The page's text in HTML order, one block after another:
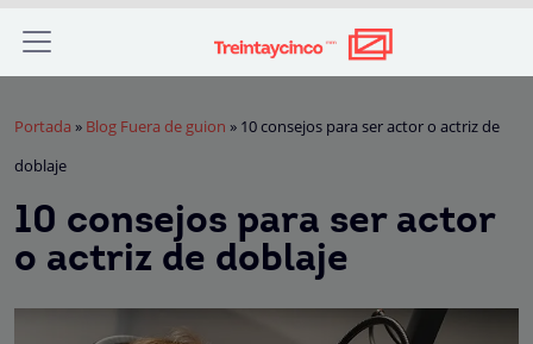
Portada » Blog Fuera de guion » 10 consejos para ser actor o actriz de
doblaje
10 consejos para ser actor
o actriz de doblaje